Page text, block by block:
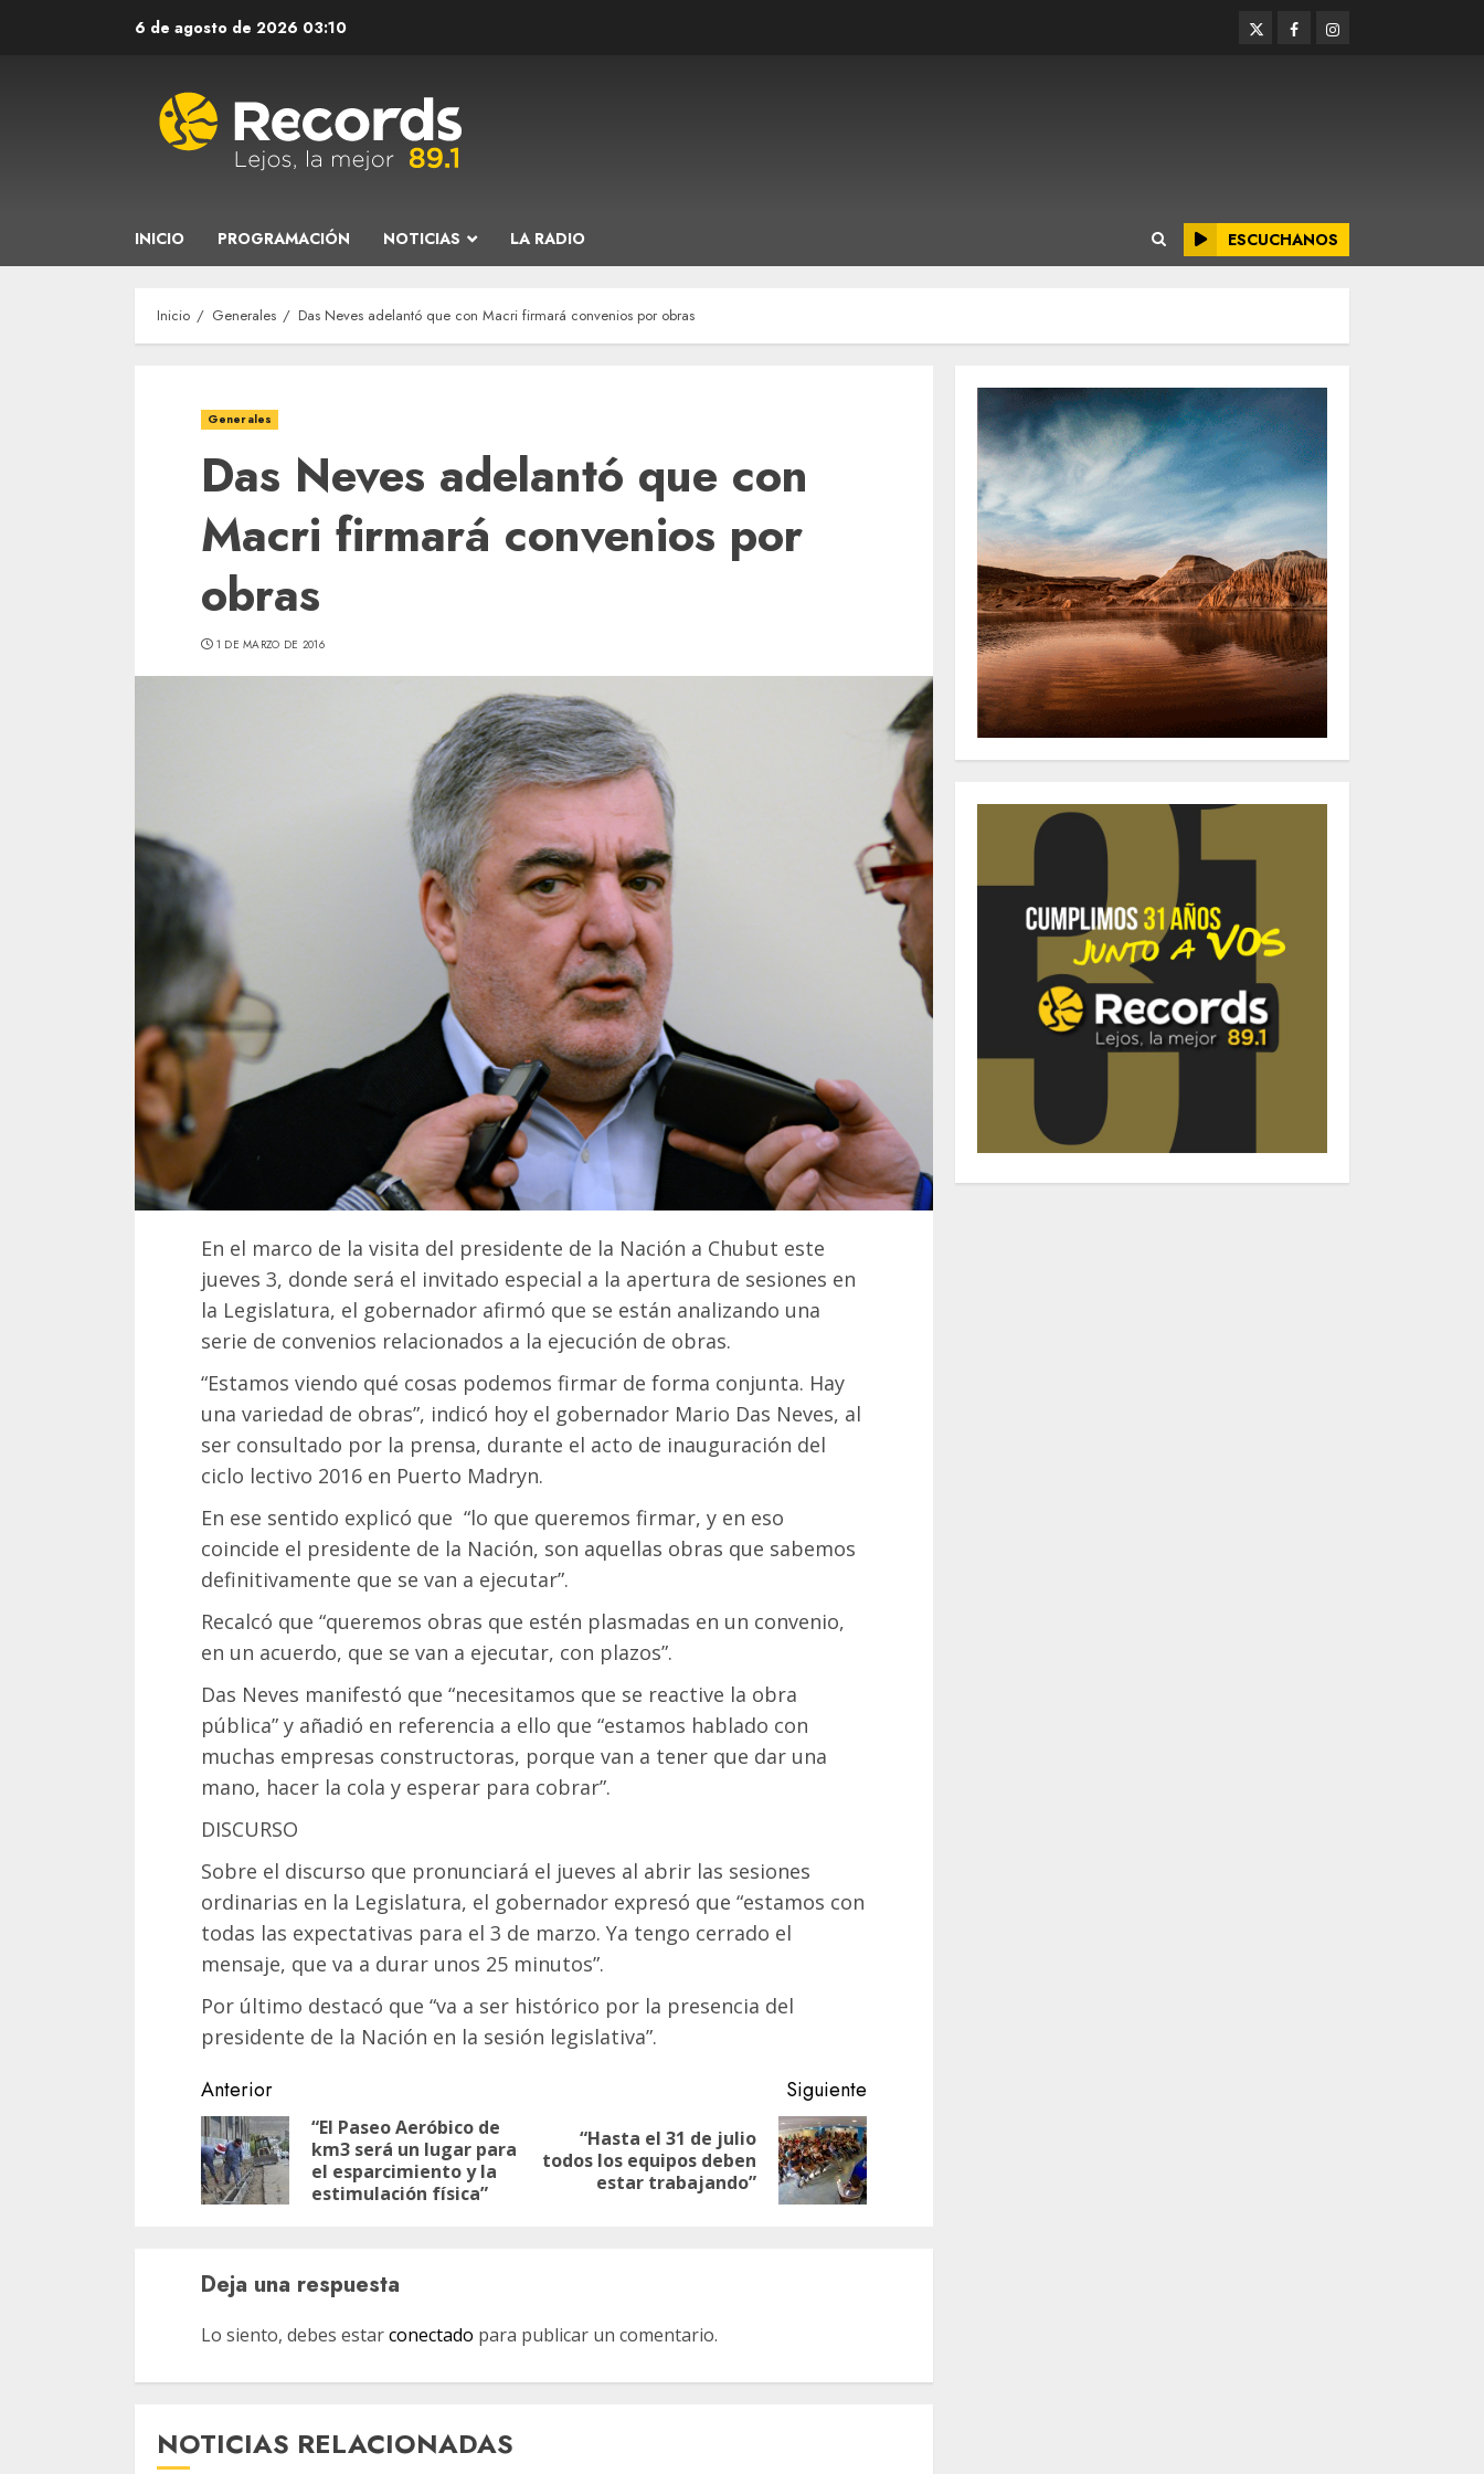
6 de agosto de 2026 03:10 TwitterFacebookInstagram
INICIO PROGRAMACIÓN NOTICIAS LA RADIO ESCUCHANOS
Inicio Generales Das Neves adelantó que con Macri firmará convenios por obras
Generales
Das Neves adelantó que con
Macri firmará convenios por
obras
1 DE MARZO DE 2016
En el marco de la visita del presidente de la Nación a Chubut este
jueves 3, donde será el invitado especial a la apertura de sesiones en
la Legislatura, el gobernador afirmó que se están analizando una
serie de convenios relacionados a la ejecución de obras.
“Estamos viendo qué cosas podemos firmar de forma conjunta. Hay
una variedad de obras”, indicó hoy el gobernador Mario Das Neves, al
ser consultado por la prensa, durante el acto de inauguración del
ciclo lectivo 2016 en Puerto Madryn.
En ese sentido explicó que “lo que queremos firmar, y en eso
coincide el presidente de la Nación, son aquellas obras que sabemos
definitivamente que se van a ejecutar”.
Recalcó que “queremos obras que estén plasmadas en un convenio,
en un acuerdo, que se van a ejecutar, con plazos”.
Das Neves manifestó que “necesitamos que se reactive la obra
pública” y añadió en referencia a ello que “estamos hablado con
muchas empresas constructoras, porque van a tener que dar una
mano, hacer la cola y esperar para cobrar”.
DISCURSO
Sobre el discurso que pronunciará el jueves al abrir las sesiones
ordinarias en la Legislatura, el gobernador expresó que “estamos con
todas las expectativas para el 3 de marzo. Ya tengo cerrado el
mensaje, que va a durar unos 25 minutos”.
Por último destacó que “va a ser histórico por la presencia del
presidente de la Nación en la sesión legislativa”.
Navegación
de
entradas
Anterior
Entrada
anterior:
“El Paseo Aeróbico de
km3 será un lugar para
el esparcimiento y la
estimulación física”
Siguiente
Siguiente
entrada:
“Hasta el 31 de julio
todos los equipos deben
estar trabajando”
Deja una respuesta
Lo siento, debes estarconectado para publicar un comentario.
NOTICIAS RELACIONADAS